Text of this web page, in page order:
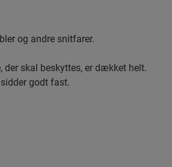
og andre snitfarer.
der skal beskyttes, er dækket helt.
godt fast.